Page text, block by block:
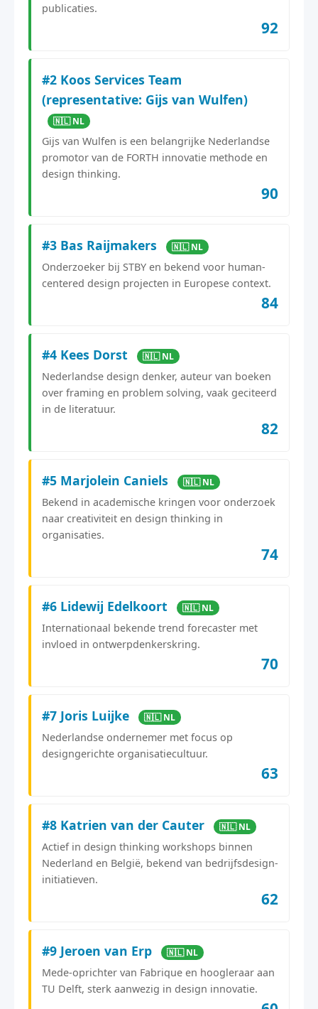
publicaties.
92
#2 Koos Services Team
(representative: Gijs van Wulfen)
🇳🇱 NL
Gijs van Wulfen is een belangrijke Nederlandse
promotor van de FORTH innovatie methode en
design thinking.
90
#3 Bas Raijmakers 🇳🇱 NL
Onderzoeker bij STBY en bekend voor human-
centered design projecten in Europese context.
84
#4 Kees Dorst 🇳🇱 NL
Nederlandse design denker, auteur van boeken
over framing en problem solving, vaak geciteerd
in de literatuur.
82
#5 Marjolein Caniels 🇳🇱 NL
Bekend in academische kringen voor onderzoek
naar creativiteit en design thinking in
organisaties.
74
#6 Lidewij Edelkoort 🇳🇱 NL
Internationaal bekende trend forecaster met
invloed in ontwerpdenkerskring.
70
#7 Joris Luijke 🇳🇱 NL
Nederlandse ondernemer met focus op
designgerichte organisatiecultuur.
63
#8 Katrien van der Cauter 🇳🇱 NL
Actief in design thinking workshops binnen
Nederland en België, bekend van bedrijfsdesign-
initiatieven.
62
#9 Jeroen van Erp 🇳🇱 NL
Mede-oprichter van Fabrique en hoogleraar aan
TU Delft, sterk aanwezig in design innovatie.